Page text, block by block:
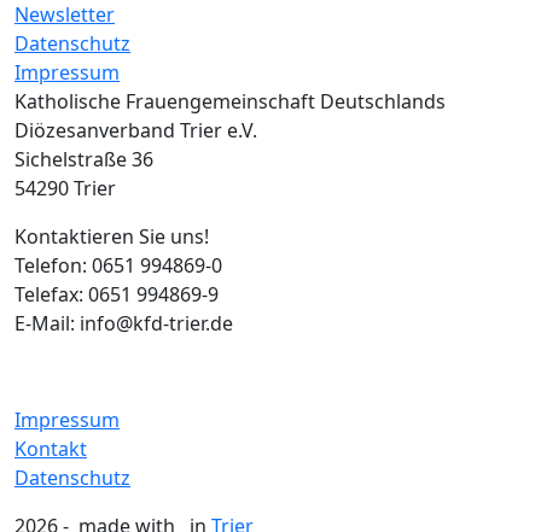
Newsletter
Datenschutz
Impressum
Katholische Frauengemeinschaft Deutschlands
Diözesanverband Trier e.V.
Sichelstraße 36
54290 Trier
Kontaktieren Sie uns!
Telefon: 0651 994869-0
Telefax: 0651 994869-9
E-Mail: info@kfd-trier.de
Impressum
Kontakt
Datenschutz
2026 - made with
in Trier